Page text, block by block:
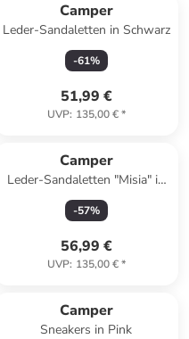
Camper
Leder-Sandaletten in Schwarz
-61%
51,99 €
UVP: 135,00 €*
Camper
Leder-Sandaletten "Misia" in
Dunkelblau
-57%
56,99 €
UVP: 135,00 €*
Camper
Sneakers in Pink